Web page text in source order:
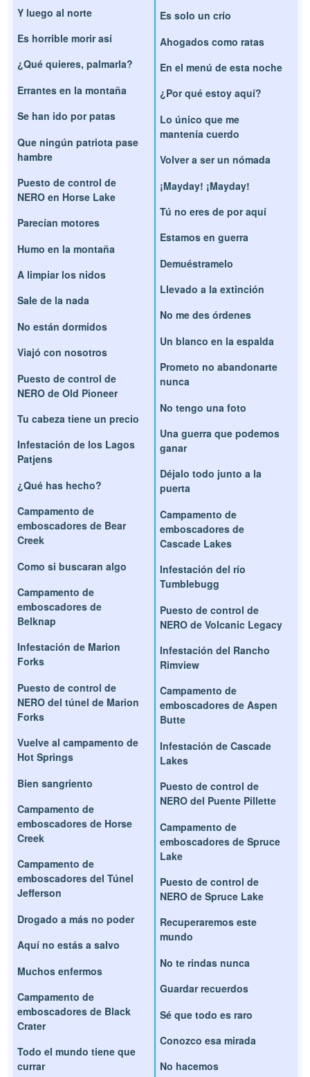
Y luego al norte
Es horrible morir así
¿Qué quieres, palmarla?
Errantes en la montaña
Se han ido por patas
Que ningún patriota pase
hambre
Puesto de control de
NERO en Horse Lake
Parecían motores
Humo en la montaña
A limpiar los nidos
Sale de la nada
No están dormidos
Viajó con nosotros
Puesto de control de
NERO de Old Pioneer
Tu cabeza tiene un precio
Infestación de los Lagos
Patjens
¿Qué has hecho?
Campamento de
emboscadores de Bear
Creek
Como si buscaran algo
Campamento de
emboscadores de
Belknap
Infestación de Marion
Forks
Puesto de control de
NERO del túnel de Marion
Forks
Vuelve al campamento de
Hot Springs
Bien sangriento
Campamento de
emboscadores de Horse
Creek
Campamento de
emboscadores del Túnel
Jefferson
Drogado a más no poder
Aquí no estás a salvo
Muchos enfermos
Campamento de
emboscadores de Black
Crater
Todo el mundo tiene que
currar
Es solo un crío
Ahogados como ratas
En el menú de esta noche
¿Por qué estoy aquí?
Lo único que me
mantenía cuerdo
Volver a ser un nómada
¡Mayday! ¡Mayday!
Tú no eres de por aquí
Estamos en guerra
Demuéstramelo
Llevado a la extinción
No me des órdenes
Un blanco en la espalda
Prometo no abandonarte
nunca
No tengo una foto
Una guerra que podemos
ganar
Déjalo todo junto a la
puerta
Campamento de
emboscadores de
Cascade Lakes
Infestación del río
Tumblebugg
Puesto de control de
NERO de Volcanic Legacy
Infestación del Rancho
Rimview
Campamento de
emboscadores de Aspen
Butte
Infestación de Cascade
Lakes
Puesto de control de
NERO del Puente Pillette
Campamento de
emboscadores de Spruce
Lake
Puesto de control de
NERO de Spruce Lake
Recuperaremos este
mundo
No te rindas nunca
Guardar recuerdos
Sé que todo es raro
Conozco esa mirada
No hacemos